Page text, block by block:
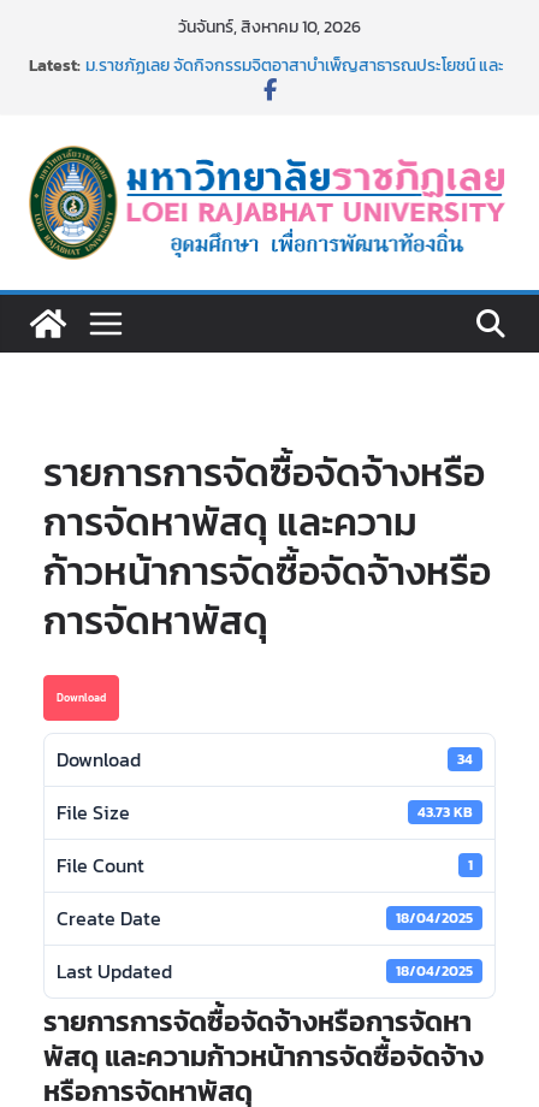
วันจันทร์, สิงหาคม 10, 2026
Latest:ม.ราชภัฏเลย จัดกิจกรรมจิตอาสาบำเพ็ญสาธารณประโยชน์ และ
เงินรายได้
ม.ราชภัฏเลย จัดมหกรรมวิชาการ เปิดบ้าน LRU ครั้งที่ 4 เปิดให้
นักเรียนมัธยมปลายค้นหาสาขาวิชาในฝัน สู่อนาคตที่ใช่
อธิการบดี มรภ.เลย ร่วมประชุมชี้แจงกับคณะอนุกรรมาธิการ
ประจำปีงบประมาณ พ.ศ. 2570
๑,๙๗๒ ชุด โดยวิธีเฉพาะเจาะจง
รายการการจัดซื้อจัดจ้างหรือ
การจัดหาพัสดุ และความ
ก้าวหน้าการจัดซื้อจัดจ้างหรือ
การจัดหาพัสดุ
Download
Download 34
File Size 43.73 KB
File Count 1
Create Date 18/04/2025
Last Updated 18/04/2025
รายการการจัดซื้อจัดจ้างหรือการจัดหา
พัสดุ และความก้าวหน้าการจัดซื้อจัดจ้าง
หรือการจัดหาพัสดุ